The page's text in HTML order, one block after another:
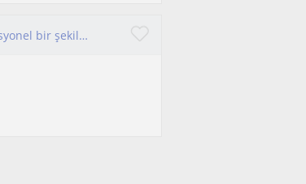
Yazılım mühendisliği mezunuyum. Bilişim alanında profesyonel bir şekilde ders verebilirim